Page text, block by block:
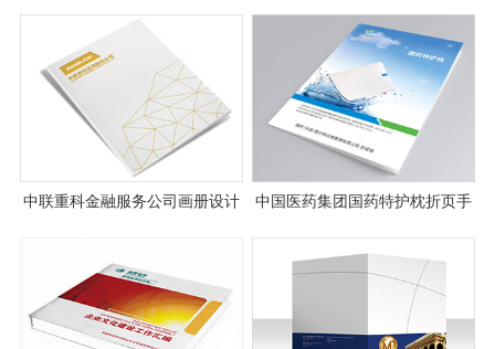
中联重科金融服务公司画册设计
中国医药集团国药特护枕折页手